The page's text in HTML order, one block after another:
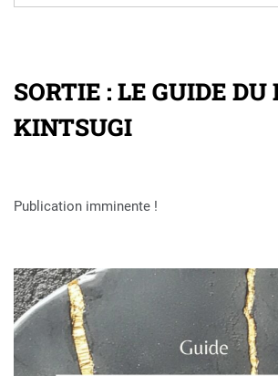
SORTIE : LE GUIDE
KINTSUGI
Publication imminente !